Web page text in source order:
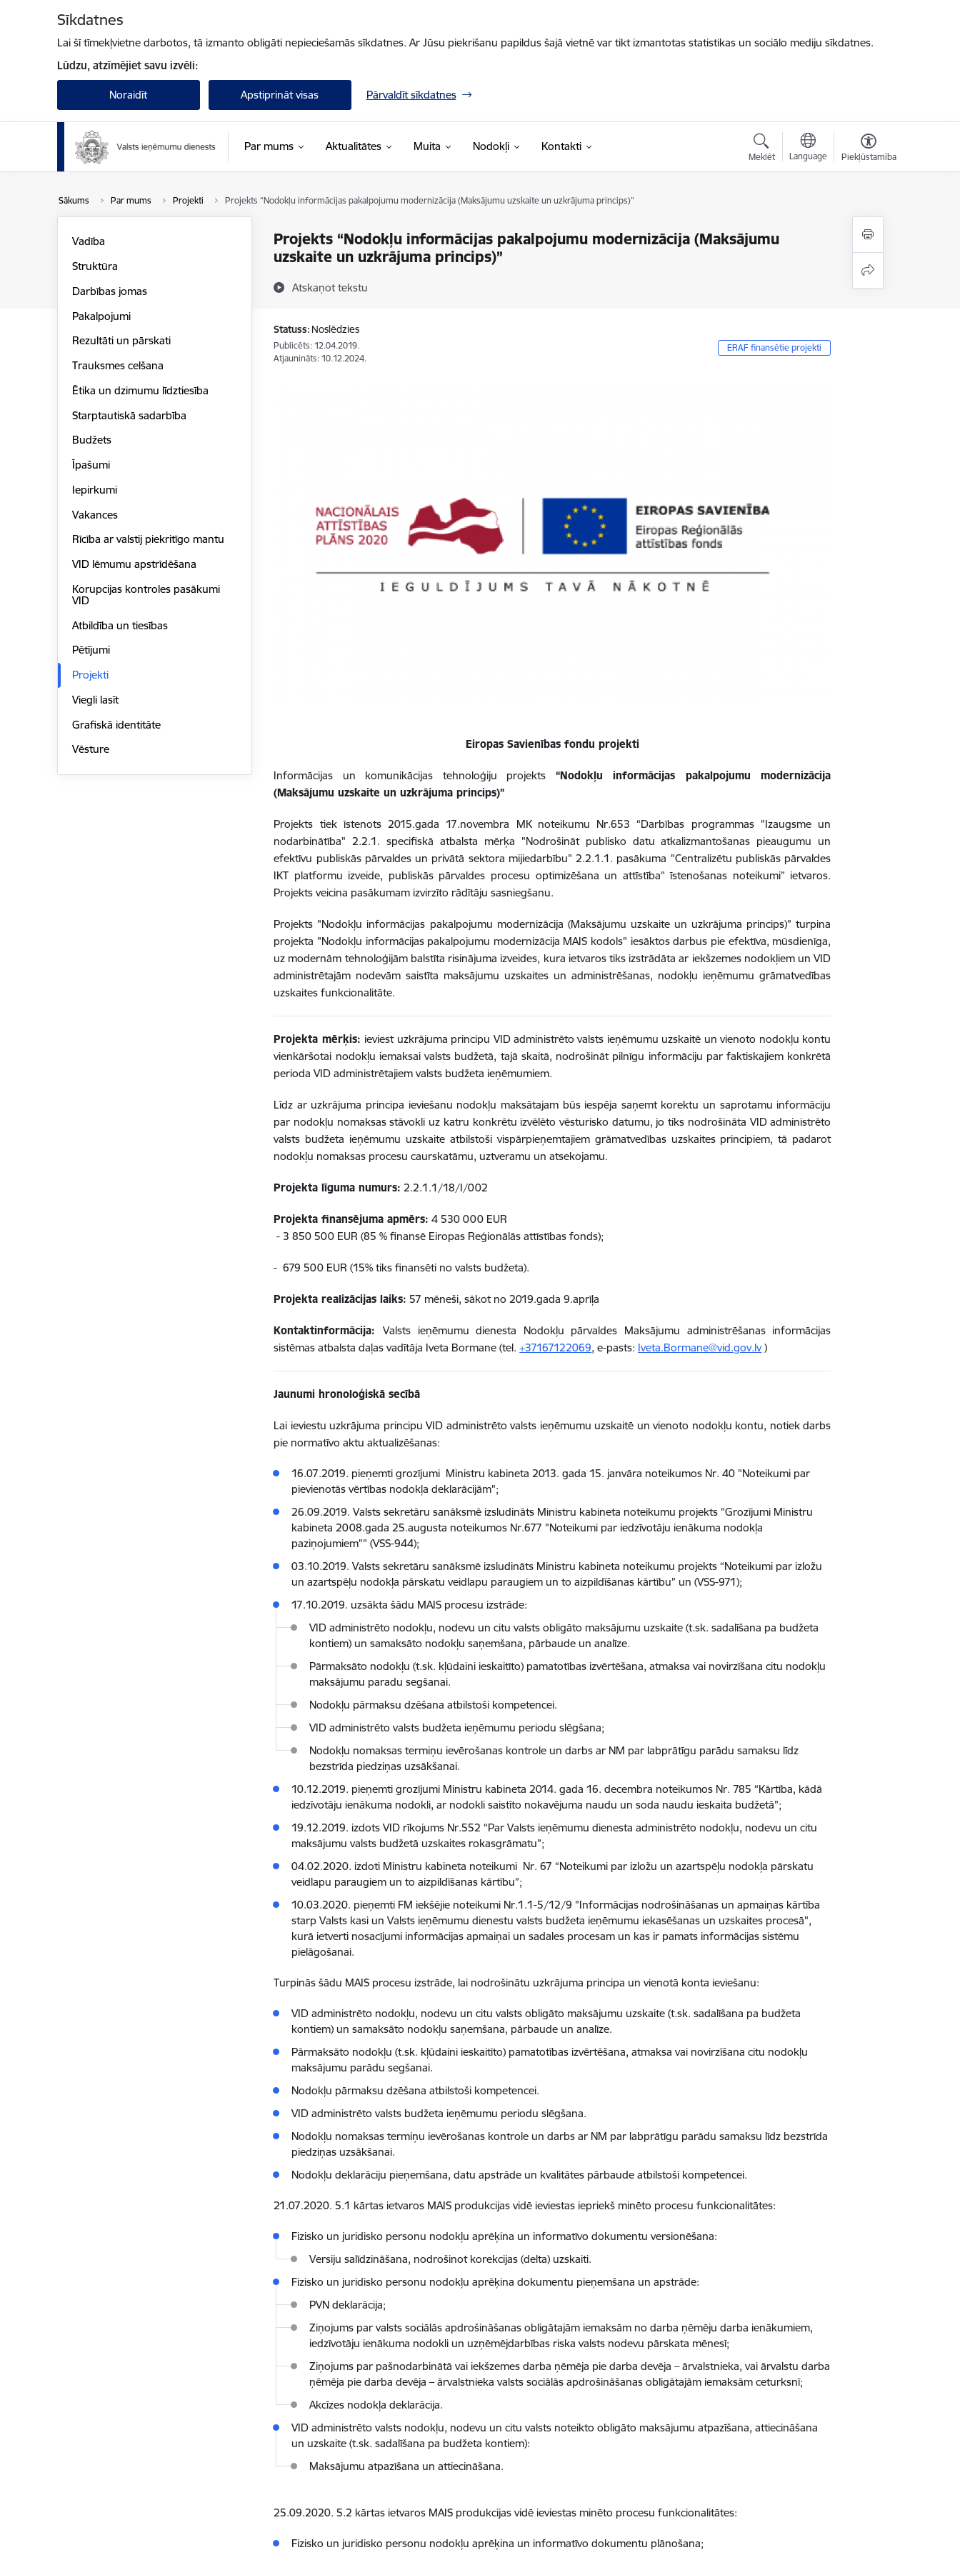
Sīkdatnes
Lai šī tīmekļvietne darbotos, tā izmanto obligāti nepieciešamās sīkdatnes. Ar Jūsu piekrišanu papildus šajā vietnē var tikt izmantotas statistikas un sociālo mediju sīkdatnes.
Lūdzu, atzīmējiet savu izvēli:
Noraidīt Apstiprināt visas Pārvaldīt sīkdatnes
Par mums Aktualitātes Muita Nodokļi Kontakti
Meklēt Language Piekļūstamība
Sākums Par mums Projekti Projekts “Nodokļu informācijas pakalpojumu modernizācija (Maksājumu uzskaite un uzkrājuma princips)”
Projekts “Nodokļu informācijas pakalpojumu modernizācija (Maksājumu
uzskaite un uzkrājuma princips)”
Atskaņot tekstu
Vadība
Struktūra
Darbības jomas
Pakalpojumi
Rezultāti un pārskati
Trauksmes celšana
Ētika un dzimumu līdztiesība
Starptautiskā sadarbība
Budžets
Īpašumi
Iepirkumi
Vakances
Rīcība ar valstij piekritīgo mantu
VID lēmumu apstrīdēšana
Korupcijas kontroles pasākumi
VID
Atbildība un tiesības
Pētījumi
Projekti
Viegli lasīt
Grafiskā identitāte
Vēsture
Statuss: Noslēdzies
Publicēts: 12.04.2019.
Atjaunināts: 10.12.2024.
ERAF finansētie projekti
Eiropas Savienības fondu projekti
Informācijas un komunikācijas tehnoloģiju projekts “Nodokļu informācijas pakalpojumu modernizācija
(Maksājumu uzskaite un uzkrājuma princips)”
Projekts tiek īstenots 2015.gada 17.novembra MK noteikumu Nr.653 “Darbības programmas "Izaugsme un
nodarbinātība" 2.2.1. specifiskā atbalsta mērķa "Nodrošināt publisko datu atkalizmantošanas pieaugumu un
efektīvu publiskās pārvaldes un privātā sektora mijiedarbību" 2.2.1.1. pasākuma "Centralizētu publiskās pārvaldes
IKT platformu izveide, publiskās pārvaldes procesu optimizēšana un attīstība" īstenošanas noteikumi” ietvaros.
Projekts veicina pasākumam izvirzīto rādītāju sasniegšanu.
Projekts "Nodokļu informācijas pakalpojumu modernizācija (Maksājumu uzskaite un uzkrājuma princips)” turpina
projekta "Nodokļu informācijas pakalpojumu modernizācija MAIS kodols" iesāktos darbus pie efektīva, mūsdienīga,
uz modernām tehnoloģijām balstīta risinājuma izveides, kura ietvaros tiks izstrādāta ar iekšzemes nodokļiem un VID
administrētajām nodevām saistīta maksājumu uzskaites un administrēšanas, nodokļu ieņēmumu grāmatvedības
uzskaites funkcionalitāte.
Projekta mērķis: ieviest uzkrājuma principu VID administrēto valsts ieņēmumu uzskaitē un vienoto nodokļu kontu
vienkāršotai nodokļu iemaksai valsts budžetā, tajā skaitā, nodrošināt pilnīgu informāciju par faktiskajiem konkrētā
perioda VID administrētajiem valsts budžeta ieņēmumiem.
Līdz ar uzkrājuma principa ieviešanu nodokļu maksātajam būs iespēja saņemt korektu un saprotamu informāciju
par nodokļu nomaksas stāvokli uz katru konkrētu izvēlēto vēsturisko datumu, jo tiks nodrošināta VID administrēto
valsts budžeta ieņēmumu uzskaite atbilstoši vispārpieņemtajiem grāmatvedības uzskaites principiem, tā padarot
nodokļu nomaksas procesu caurskatāmu, uztveramu un atsekojamu.
Projekta līguma numurs: 2.2.1.1/18/I/002
Projekta finansējuma apmērs: 4 530 000 EUR
- 3 850 500 EUR (85 % finansē Eiropas Reģionālās attīstības fonds);
- 679 500 EUR (15% tiks finansēti no valsts budžeta).
Projekta realizācijas laiks: 57 mēneši, sākot no 2019.gada 9.aprīļa
Kontaktinformācija: Valsts ieņēmumu dienesta Nodokļu pārvaldes Maksājumu administrēšanas informācijas
sistēmas atbalsta daļas vadītāja Iveta Bormane (tel.+37167122069, e-pasts: Iveta.Bormane@vid.gov.lv)
Jaunumi hronoloģiskā secībā
Lai ieviestu uzkrājuma principu VID administrēto valsts ieņēmumu uzskaitē un vienoto nodokļu kontu, notiek darbs
pie normatīvo aktu aktualizēšanas:
16.07.2019. pieņemti grozījumi Ministru kabineta 2013. gada 15. janvāra noteikumos Nr. 40 "Noteikumi par
pievienotās vērtības nodokļa deklarācijām";
26.09.2019. Valsts sekretāru sanāksmē izsludināts Ministru kabineta noteikumu projekts "Grozījumi Ministru
kabineta 2008.gada 25.augusta noteikumos Nr.677 "Noteikumi par iedzīvotāju ienākuma nodokļa
paziņojumiem"" (VSS-944);
03.10.2019. Valsts sekretāru sanāksmē izsludināts Ministru kabineta noteikumu projekts “Noteikumi par izložu
un azartspēļu nodokļa pārskatu veidlapu paraugiem un to aizpildīšanas kārtību” un (VSS-971);
17.10.2019. uzsākta šādu MAIS procesu izstrāde:
VID administrēto nodokļu, nodevu un citu valsts obligāto maksājumu uzskaite (t.sk. sadalīšana pa budžeta
kontiem) un samaksāto nodokļu saņemšana, pārbaude un analīze.
Pārmaksāto nodokļu (t.sk. kļūdaini ieskaitīto) pamatotības izvērtēšana, atmaksa vai novirzīšana citu nodokļu
maksājumu paradu segšanai.
Nodokļu pārmaksu dzēšana atbilstoši kompetencei.
VID administrēto valsts budžeta ieņēmumu periodu slēgšana;
Nodokļu nomaksas termiņu ievērošanas kontrole un darbs ar NM par labprātīgu parādu samaksu līdz
bezstrīda piedziņas uzsākšanai.
10.12.2019. pieņemti grozījumi Ministru kabineta 2014. gada 16. decembra noteikumos Nr. 785 “Kārtība, kādā
iedzīvotāju ienākuma nodokli, ar nodokli saistīto nokavējuma naudu un soda naudu ieskaita budžetā”;
19.12.2019. izdots VID rīkojums Nr.552 “Par Valsts ieņēmumu dienesta administrēto nodokļu, nodevu un citu
maksājumu valsts budžetā uzskaites rokasgrāmatu”;
04.02.2020. izdoti Ministru kabineta noteikumi Nr. 67 “Noteikumi par izložu un azartspēļu nodokļa pārskatu
veidlapu paraugiem un to aizpildīšanas kārtību”;
10.03.2020. pieņemti FM iekšējie noteikumi Nr.1.1-5/12/9 "Informācijas nodrošināšanas un apmaiņas kārtība
starp Valsts kasi un Valsts ieņēmumu dienestu valsts budžeta ieņēmumu iekasēšanas un uzskaites procesā",
kurā ietverti nosacījumi informācijas apmaiņai un sadales procesam un kas ir pamats informācijas sistēmu
pielāgošanai.
Turpinās šādu MAIS procesu izstrāde, lai nodrošinātu uzkrājuma principa un vienotā konta ieviešanu:
VID administrēto nodokļu, nodevu un citu valsts obligāto maksājumu uzskaite (t.sk. sadalīšana pa budžeta
kontiem) un samaksāto nodokļu saņemšana, pārbaude un analīze.
Pārmaksāto nodokļu (t.sk. kļūdaini ieskaitīto) pamatotības izvērtēšana, atmaksa vai novirzīšana citu nodokļu
maksājumu parādu segšanai.
Nodokļu pārmaksu dzēšana atbilstoši kompetencei.
VID administrēto valsts budžeta ieņēmumu periodu slēgšana.
Nodokļu nomaksas termiņu ievērošanas kontrole un darbs ar NM par labprātīgu parādu samaksu līdz bezstrīda
piedziņas uzsākšanai.
Nodokļu deklarāciju pieņemšana, datu apstrāde un kvalitātes pārbaude atbilstoši kompetencei.
21.07.2020. 5.1 kārtas ietvaros MAIS produkcijas vidē ieviestas iepriekš minēto procesu funkcionalitātes:
Fizisko un juridisko personu nodokļu aprēķina un informatīvo dokumentu versionēšana:
Versiju salīdzināšana, nodrošinot korekcijas (delta) uzskaiti.
Fizisko un juridisko personu nodokļu aprēķina dokumentu pieņemšana un apstrāde:
PVN deklarācija;
Ziņojums par valsts sociālās apdrošināšanas obligātajām iemaksām no darba ņēmēju darba ienākumiem,
iedzīvotāju ienākuma nodokli un uzņēmējdarbības riska valsts nodevu pārskata mēnesī;
Ziņojums par pašnodarbinātā vai iekšzemes darba ņēmēja pie darba devēja – ārvalstnieka, vai ārvalstu darba
ņēmēja pie darba devēja – ārvalstnieka valsts sociālās apdrošināšanas obligātajām iemaksām ceturksnī;
Akcīzes nodokļa deklarācija.
VID administrēto valsts nodokļu, nodevu un citu valsts noteikto obligāto maksājumu atpazīšana, attiecināšana
un uzskaite (t.sk. sadalīšana pa budžeta kontiem):
Maksājumu atpazīšana un attiecināšana.
25.09.2020. 5.2 kārtas ietvaros MAIS produkcijas vidē ieviestas minēto procesu funkcionalitātes:
Fizisko un juridisko personu nodokļu aprēķina un informatīvo dokumentu plānošana;